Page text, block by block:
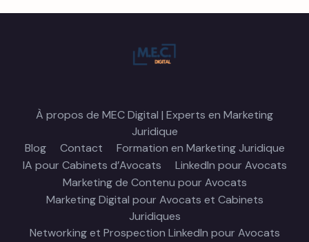
À propos de MEC Digital | Experts en Marketing
Juridique
Blog
Contact
Formation en Marketing Juridique
IA pour Cabinets d’Avocats
LinkedIn pour Avocats
Marketing de Contenu pour Avocats
Marketing Digital pour Avocats et Cabinets
Juridiques
Networking et Prospection LinkedIn pour Avocats